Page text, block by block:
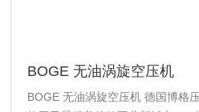
BOGE 无油涡旋空压机
BOGE 无油涡旋空压机 德国博格